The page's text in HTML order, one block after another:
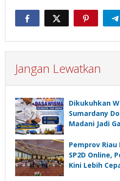
Jangan Lewatkan
Dikukuhkan
Sumardany
Madani Jadi
Pemprov
SP2D Online,
Kini Lebih